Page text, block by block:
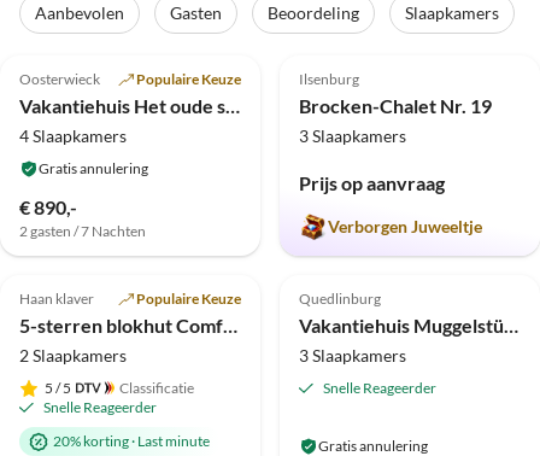
Aanbevolen Gasten Beoordeling Slaapkamers
Super gastheer
Top-
Advertentie
Oosterwieck Populaire Keuze
4 Slaapkamers
Gratis annulering
€ 890,-
2 gasten / 7 Nachten
Top-
Advertentie
Ilsenburg
Brocken-Chalet Nr. 19
3 Slaapkamers
Prijs op aanvraag
Verborgen Juweeltje
Advertentie
4.8 (8)
Haan klaver Populaire Keuze
2 Slaapkamers
5 / 5
Classificatie
Snelle Reageerder
20% korting· Last minute
Advertentie
5.0 (8)
Quedlinburg
3 Slaapkamers
Snelle Reageerder
Gratis annulering